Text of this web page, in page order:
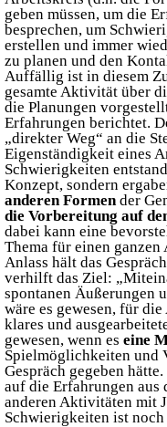
geben müssen, um die
besprechen, um
erstellen und immer
zu planen und den
Auffällig ist in diesem
gesamte Aktivität über
die Planungen
Erfahrungen berichtet.
„direkter Weg“ an die
Eigenständigkeit eines
Schwierigkeiten
Konzept, sondern
anderen Formender
die Vorbereitung auf
dabei kann eine
Thema für einen
Anlass hält das
verhilft das Ziel:
spontanen Äußerungen
wäre es gewesen, für
klares und
gewesen, wenn es eine
Spielmöglichkeiten und
Gespräch gegeben
auf die Erfahrungen aus
anderen Aktivitäten mit
Schwierigkeiten ist noch